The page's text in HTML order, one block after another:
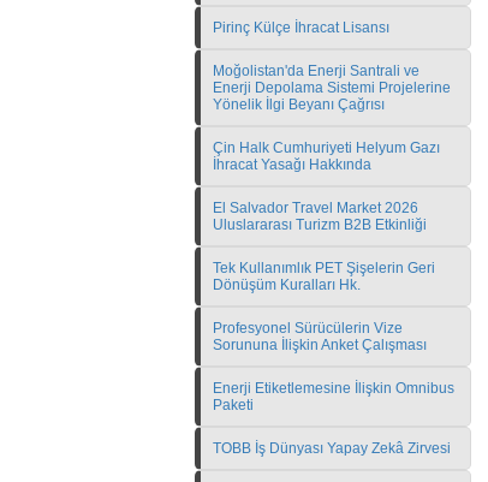
Pirinç Külçe İhracat Lisansı
Moğolistan'da Enerji Santrali ve
Enerji Depolama Sistemi Projelerine
Yönelik İlgi Beyanı Çağrısı
Çin Halk Cumhuriyeti Helyum Gazı
İhracat Yasağı Hakkında
El Salvador Travel Market 2026
Uluslararası Turizm B2B Etkinliği
Tek Kullanımlık PET Şişelerin Geri
Dönüşüm Kuralları Hk.
Profesyonel Sürücülerin Vize
Sorununa İlişkin Anket Çalışması
Enerji Etiketlemesine İlişkin Omnibus
Paketi
TOBB İş Dünyası Yapay Zekâ Zirvesi